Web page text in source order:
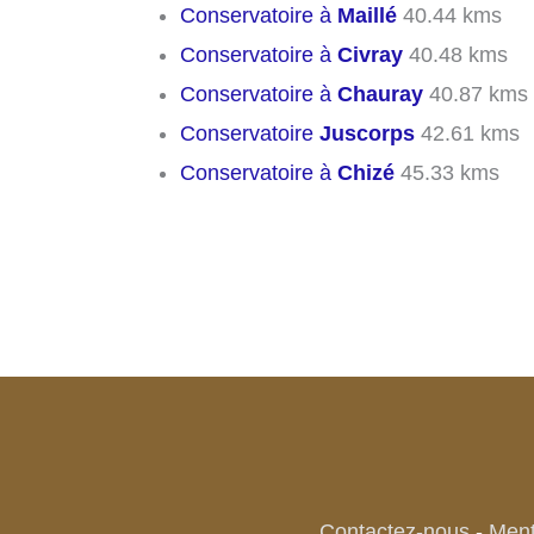
Conservatoire à Maillé 40.44 kms
Conservatoire à Civray 40.48 kms
Conservatoire à Chauray 40.87 kms
Conservatoire Juscorps 42.61 kms
Conservatoire à Chizé 45.33 kms